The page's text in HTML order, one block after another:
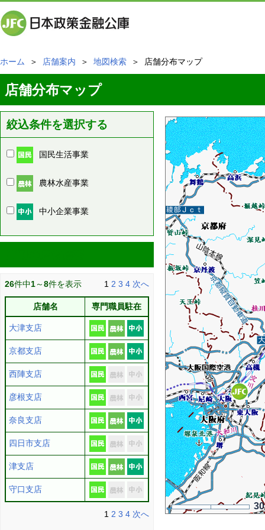
ホーム ＞ 店舗案内 ＞ 地図検索 ＞ 店舗分布マップ
店舗分布マップ
絞込条件を選択する
国民生活事業
農林水産事業
中小企業事業
26件中1～8件を表示 1 2 3 4 次へ
店舗名 専門職員駐在
大津支店
京都支店
西陣支店
彦根支店
奈良支店
四日市支店
津支店
守口支店
1 2 3 4 次へ